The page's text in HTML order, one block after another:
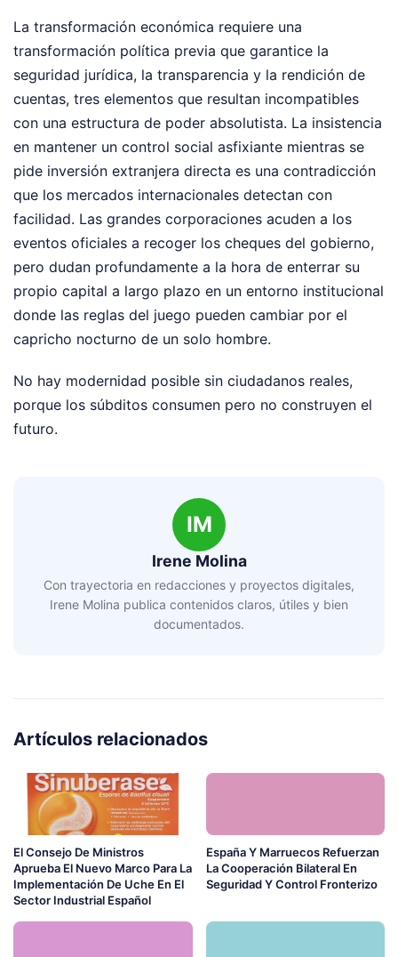
La transformación económica requiere una
transformación política previa que garantice la
seguridad jurídica, la transparencia y la rendición de
cuentas, tres elementos que resultan incompatibles
con una estructura de poder absolutista. La insistencia
en mantener un control social asfixiante mientras se
pide inversión extranjera directa es una contradicción
que los mercados internacionales detectan con
facilidad. Las grandes corporaciones acuden a los
eventos oficiales a recoger los cheques del gobierno,
pero dudan profundamente a la hora de enterrar su
propio capital a largo plazo en un entorno institucional
donde las reglas del juego pueden cambiar por el
capricho nocturno de un solo hombre.
No hay modernidad posible sin ciudadanos reales,
porque los súbditos consumen pero no construyen el
futuro.
IM
Irene Molina
Con trayectoria en redacciones y proyectos digitales,
Irene Molina publica contenidos claros, útiles y bien
documentados.
Artículos relacionados
El Consejo De Ministros
Aprueba El Nuevo Marco Para La
Implementación De Uche En El
Sector Industrial Español
España Y Marruecos Refuerzan
La Cooperación Bilateral En
Seguridad Y Control Fronterizo